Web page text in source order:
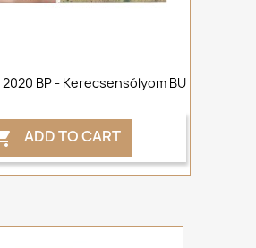
2020 BP - Kerecsensólyom BU
ADD TO CART